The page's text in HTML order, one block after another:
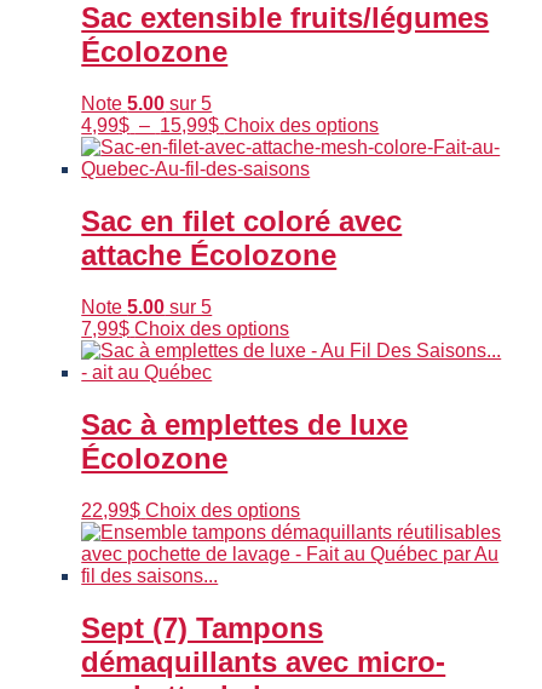
Sac extensible fruits/légumes
Écolozone
Note5.00 sur 5
4,99$ – 15,99$Plage
de
prix :
à
15,99$
Choix des optionsCe
produit
variations.
Les
sur
la
produit
Sac en filet coloré avec
attache Écolozone
Note5.00 sur 5
7,99$ Choix des optionsCe
produit
variations.
Les
être
choisies
sur
la
produit
Sac à emplettes de luxe
Écolozone
22,99$ Choix des optionsCe
produit
a
Les
options
peuvent
être
Sept (7) Tampons
démaquillants avec micro-